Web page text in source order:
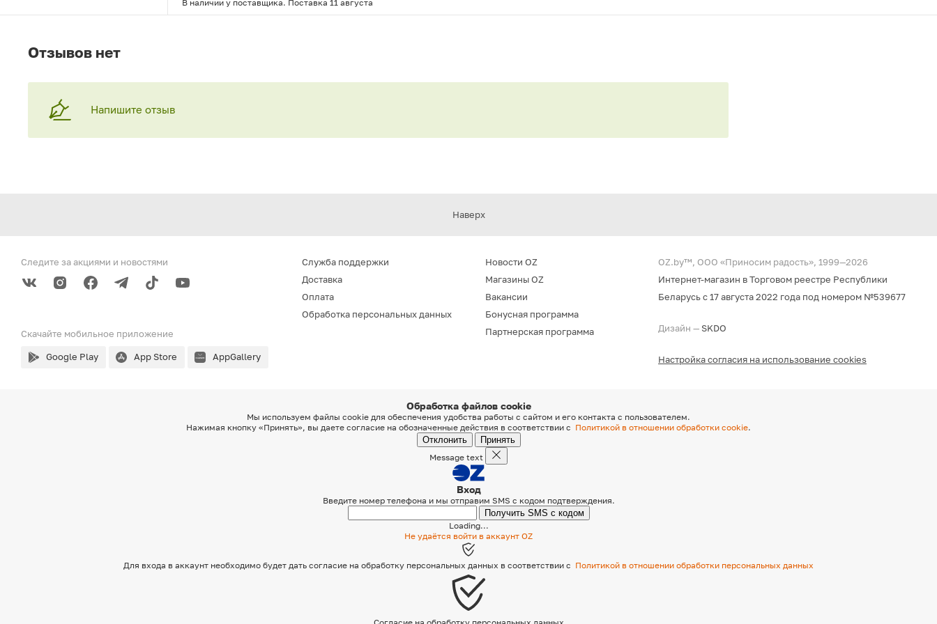
В наличии у поставщика. Поставка 11 августа
Отзывов нет
Напишите отзыв
Наверх
Следите за акциями и новостями
Скачайте мобильное приложение
Google Play App Store AppGallery
Служба поддержки
Доставка
Оплата
Обработка персональных данных
Новости OZ
Магазины OZ
Вакансии
Бонусная программа
Партнерская программа
OZ.by™, ООО «Приносим радость», 1999—2026
Интернет-магазин в Торговом реестре Республики
Беларусь с 17 августа 2022 года под номером №539677
Дизайн — SKDO
Настройка согласия на использование cookies
Обработка файлов cookie
Мы используем файлы cookie для обеспечения удобства работы с сайтом и его контакта с пользователем.
Нажимая кнопку «Принять», вы даете согласие на обозначенные действия в соответствии с Политикой в отношении обработки cookie.
Отклонить
Принять
Message text
Вход
Введите номер телефона и мы отправим SMS с кодом подтверждения.
Получить SMS с кодом
Loading...
Не удаётся войти в аккаунт OZ
Для входа в аккаунт необходимо будет дать согласие на обработку персональных данных в соответствии с Политикой в отношении обработки персональных данных